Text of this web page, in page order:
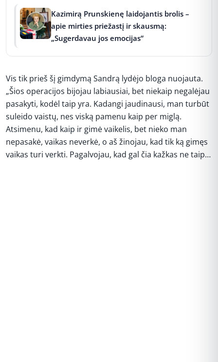
Kazimirą Prunskienę laidojantis brolis –
apie mirties priežastį ir skausmą:
„Sugerdavau jos emocijas“
Vis tik prieš šį gimdymą Sandrą lydėjo bloga nuojauta.
„Šios operacijos bijojau labiausiai, bet niekaip negalėjau
pasakyti, kodėl taip yra. Kadangi jaudinausi, man turbūt
suleido vaistų, nes viską pamenu kaip per miglą.
Atsimenu, kad kaip ir gimė vaikelis, bet nieko man
nepasakė, vaikas neverkė, o aš žinojau, kad tik ką gimęs
vaikas turi verkti. Pagalvojau, kad gal čia kažkas ne taip…